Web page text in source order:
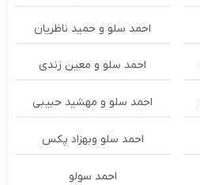
احمد سلو و حمید ناظریان
احمد سلو و معین زندی
احمد سلو و مهشید حبیبی
احمد سلو وبهزاد پکس
احمد سولو